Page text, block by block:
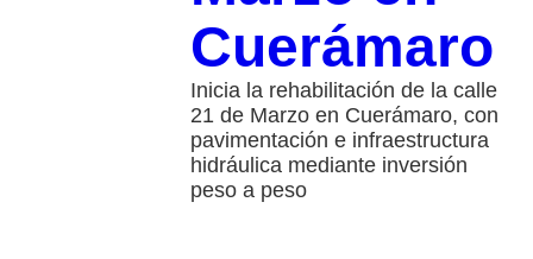
Cuerámaro
Inicia la rehabilitación de la calle
21 de Marzo en Cuerámaro, con
pavimentación e infraestructura
hidráulica mediante inversión
peso a peso